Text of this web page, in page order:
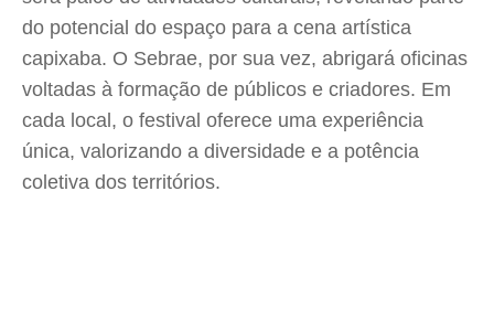
do potencial do espaço para a cena artística
capixaba. O Sebrae, por sua vez, abrigará oficinas
voltadas à formação de públicos e criadores. Em
cada local, o festival oferece uma experiência
única, valorizando a diversidade e a potência
coletiva dos territórios.